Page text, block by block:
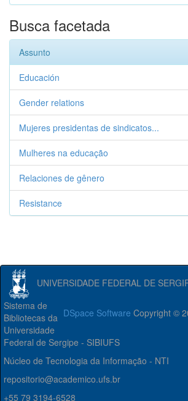
Busca facetada
Assunto
Educación
Gender relations
Mujeres presidentas de sindicatos...
Mulheres na educação
Relaciones de gênero
Resistance
UNIVERSIDADE FEDERAL DE
DSpace Software Copyright ©
Sistema de
Bibliotecas da
Universidade
Federal de Sergipe - SIBIUFS
Núcleo de Tecnologia da Informação - NTI
repositorio@academico.ufs.br
+55 79 3194-6528